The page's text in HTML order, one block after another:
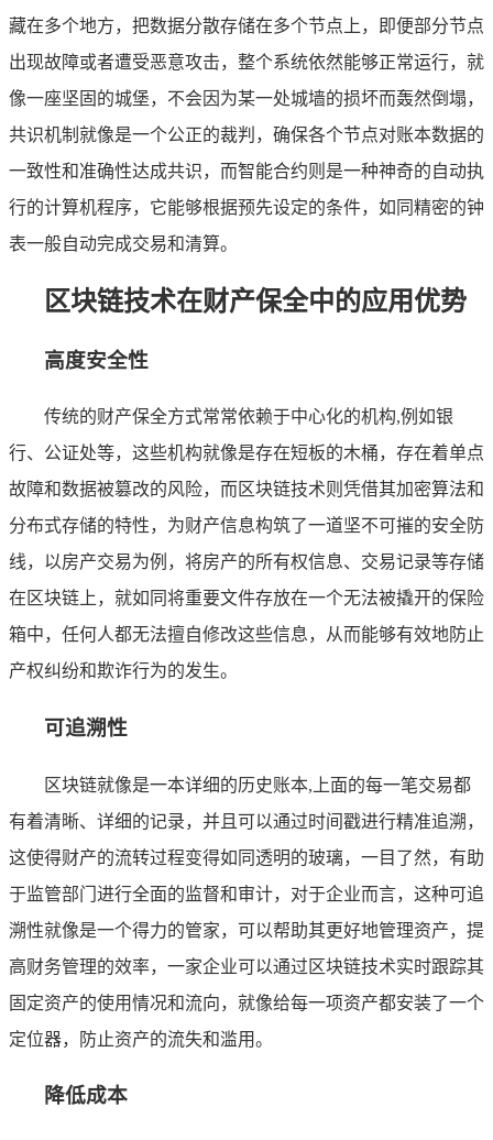
藏在多个地方，把数据分散存储在多个节点上，即便部分节点
出现故障或者遭受恶意攻击，整个系统依然能够正常运行，就
像一座坚固的城堡，不会因为某一处城墙的损坏而轰然倒塌，
共识机制就像是一个公正的裁判，确保各个节点对账本数据的
一致性和准确性达成共识，而智能合约则是一种神奇的自动执
行的计算机程序，它能够根据预先设定的条件，如同精密的钟
表一般自动完成交易和清算。
区块链技术在财产保全中的应用优势
高度安全性
传统的财产保全方式常常依赖于中心化的机构,例如银
行、公证处等，这些机构就像是存在短板的木桶，存在着单点
故障和数据被篡改的风险，而区块链技术则凭借其加密算法和
分布式存储的特性，为财产信息构筑了一道坚不可摧的安全防
线，以房产交易为例，将房产的所有权信息、交易记录等存储
在区块链上，就如同将重要文件存放在一个无法被撬开的保险
箱中，任何人都无法擅自修改这些信息，从而能够有效地防止
产权纠纷和欺诈行为的发生。
可追溯性
区块链就像是一本详细的历史账本,上面的每一笔交易都
有着清晰、详细的记录，并且可以通过时间戳进行精准追溯，
这使得财产的流转过程变得如同透明的玻璃，一目了然，有助
于监管部门进行全面的监督和审计，对于企业而言，这种可追
溯性就像是一个得力的管家，可以帮助其更好地管理资产，提
高财务管理的效率，一家企业可以通过区块链技术实时跟踪其
固定资产的使用情况和流向，就像给每一项资产都安装了一个
定位器，防止资产的流失和滥用。
降低成本